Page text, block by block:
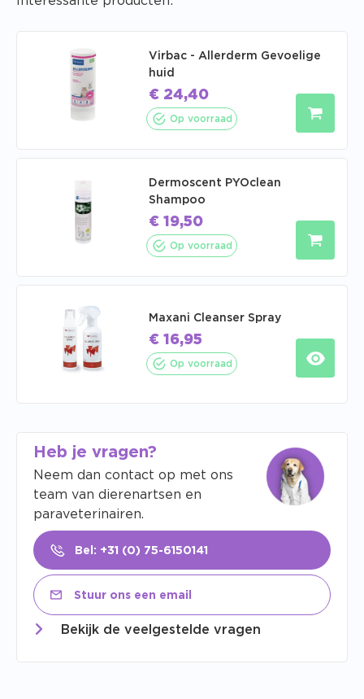
Virbac - Allerderm Gevoelige
huid
€ 24,40
Op voorraad
Dermoscent PYOclean
Shampoo
€ 19,50
Op voorraad
Maxani Cleanser Spray
€ 16,95
Op voorraad
Heb je vragen?
Neem dan contact op met ons
team van dierenartsen en
paraveterinairen.
Bel: +31 (0) 75-6150141
Stuur ons een email
Bekijk de veelgestelde vragen